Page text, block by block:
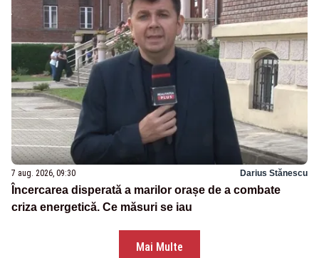
7 aug. 2026, 09:30 Darius Stănescu
Încercarea disperată a marilor orașe de a combate
criza energetică. Ce măsuri se iau
Mai Multe